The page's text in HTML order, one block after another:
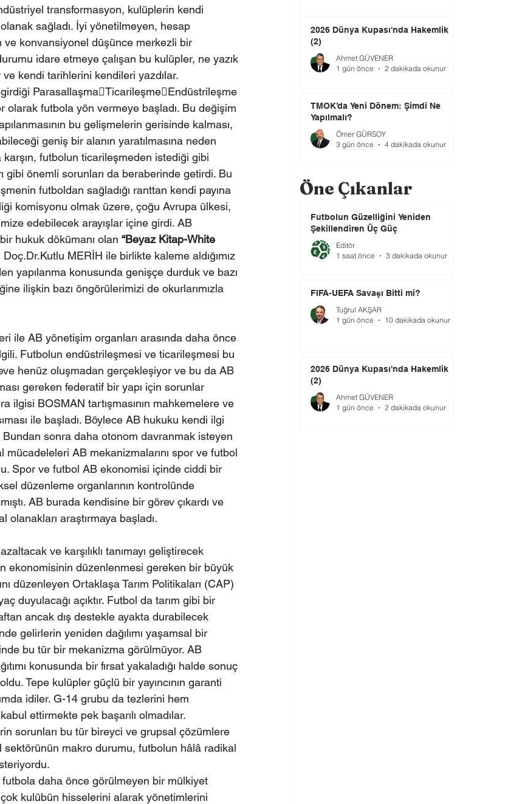
transformasyon, kulüplerin kendi
olanak sağladı. İyi yönetilmeyen, hesap
konvansiyonel düşünce merkezli bir
idare etmeye çalışan bu kulüpler, ne yazık
kendi tarihlerini kendileri yazdılar.
girdiği ParasallaşmaTicarileşmeEndüstrileşme
futbola yön vermeye başladı. Bu değişim
bu gelişmelerin gerisinde kalması,
geniş bir alanın yaratılmasına neden
futbolun ticarileşmeden istediği gibi
gibi önemli sorunları da beraberinde getirdi. Bu
futboldan sağladığı ranttan kendi payına
komisyonu olmak üzere, çoğu Avrupa ülkesi,
edebilecek arayışlar içine girdi. AB
hukuk dökümanı olan “Beyaz Kitap-White
MERİH ile birlikte kaleme aldığımız
yapılanma konusunda genişçe durduk ve bazı
ilişkin bazı öngörülerimizi de okurlarımızla
ile AB yönetişim organları arasında daha önce
Futbolun endüstrileşmesi ve ticarileşmesi bu
henüz oluşmadan gerçekleşiyor ve bu da AB
gereken federatif bir yapı için sorunlar
ilgisi BOSMAN tartışmasının mahkemelere ve
ile başladı. Böylece AB hukuku kendi ilgi
sonra daha otonom davranmak isteyen
AB mekanizmalarını spor ve futbol
Spor ve futbol AB ekonomisi içinde ciddi bir
düzenleme organlarının kontrolünde
AB burada kendisine bir görev çıkardı ve
araştırmaya başladı.
ve karşılıklı tanımayı geliştirecek
ekonomisinin düzenlenmesi gereken bir büyük
düzenleyen Ortaklaşa Tarım Politikaları (CAP)
duyulacağı açıktır. Futbol da tarım gibi bir
ancak dış destekle ayakta durabilecek
gelirlerin yeniden dağılımı yaşamsal bir
bu tür bir mekanizma görülmüyor. AB
konusunda bir fırsat yakaladığı halde sonuç
Tepe kulüpler güçlü bir yayıncının garanti
idiler. G-14 grubu da tezlerini hem
ettirmekte pek başarılı olmadılar.
sorunları bu tür bireyci ve grupsal çözümlere
sektörünün makro durumu, futbolun hâlâ radikal
daha önce görülmeyen bir mülkiyet
kulübün hisselerini alarak yönetimlerini
2026 Dünya Kupası'nda Hakemlik
(2)
Ahmet GÜVENER
1 gün önce
2 dakikada okunur
TMOK’da Yeni Dönem: Şimdi Ne
Yapılmalı?
Ömer GÜRSOY
3 gün önce
4 dakikada okunur
Öne Çıkanlar
Futbolun Güzelliğini Yeniden
Şekillendiren Üç Güç
Editör
1 saat önce
3 dakikada okunur
FIFA-UEFA Savaşı Bitti mi?
Tuğrul AKŞAR
1 gün önce
10 dakikada okunur
2026 Dünya Kupası'nda Hakemlik
(2)
Ahmet GÜVENER
1 gün önce
2 dakikada okunur